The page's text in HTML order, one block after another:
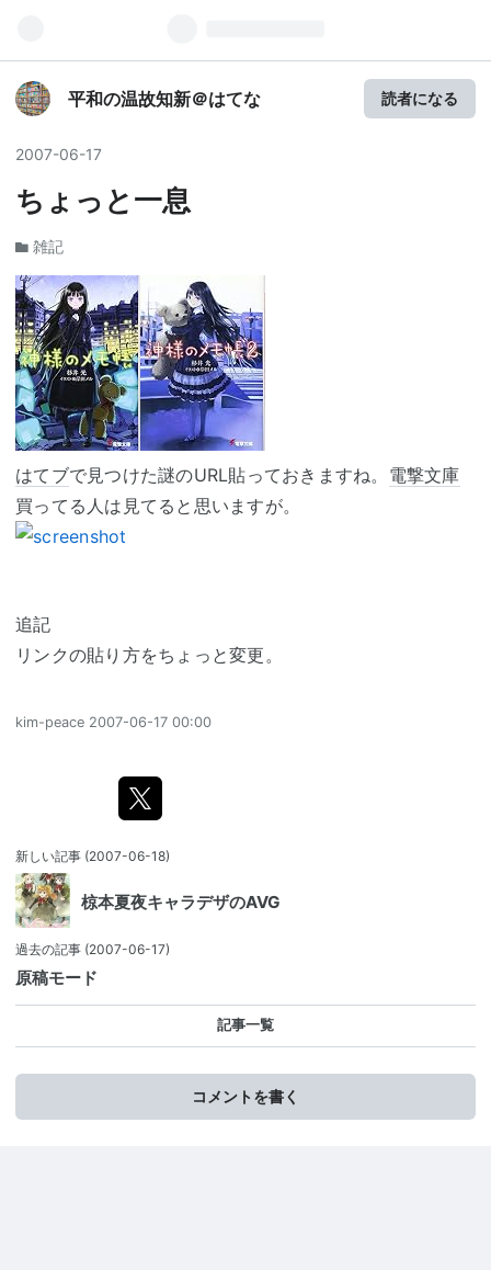
平和の温故知新＠はてな 読者になる
2007-06-17
ちょっと一息
雑記
はてブで見つけた謎のURL貼っておきますね。 電撃文庫
買ってる人は見てると思いますが。
追記
リンクの貼り方をちょっと変更。
kim-peace 2007-06-17 00:00
新しい記事 (2007-06-18)
椋本夏夜キャラデザのAVG
過去の記事 (2007-06-17)
原稿モード
記事一覧
コメントを書く